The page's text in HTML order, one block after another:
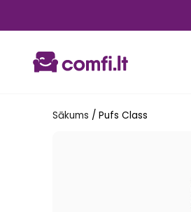
Sākums / Pufs Class